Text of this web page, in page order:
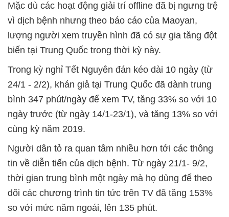
Mặc dù các hoạt động giải trí offline đã bị ngưng trệ
vì dịch bệnh nhưng theo báo cáo của Maoyan,
lượng người xem truyền hình đã có sự gia tăng đột
biến tại Trung Quốc trong thời kỳ này.
Trong kỳ nghỉ Tết Nguyên đán kéo dài 10 ngày (từ
24/1 - 2/2), khán giả tại Trung Quốc đã dành trung
bình 347 phút/ngày để xem TV, tăng 33% so với 10
ngày trước (từ ngày 14/1-23/1), và tăng 13% so với
cùng kỳ năm 2019.
Người dân tỏ ra quan tâm nhiều hơn tới các thông
tin về diễn tiến của dịch bệnh. Từ ngày 21/1- 9/2,
thời gian trung bình một ngày mà họ dùng để theo
dõi các chương trình tin tức trên TV đã tăng 153%
so với mức năm ngoái, lên 135 phút.